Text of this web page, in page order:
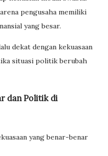
pengusaha memiliki
yang besar.
dekat dengan kekuasaan
situasi politik berubah
dan Politik di
yang benar-benar